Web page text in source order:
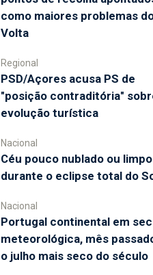
como maiores problemas
Volta
Regional
PSD/Açores acusa PS de
"posição contraditória"
evolução turística
Nacional
Céu pouco nublado ou limpo
durante o eclipse total do
Nacional
Portugal continental em
meteorológica, mês
o julho mais seco do século